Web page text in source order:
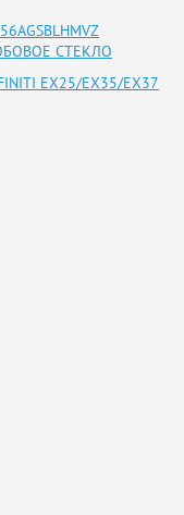
СТЕКЛО
EX25/EX35/EX37